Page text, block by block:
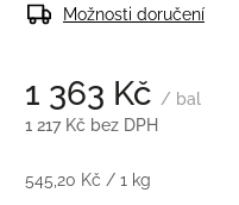
1 363 Kč / bal
1 217 Kč bez DPH
545,20 Kč / 1 kg
Možnosti doručení